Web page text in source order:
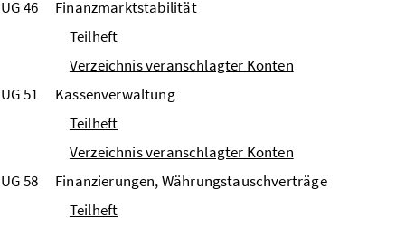
UG 46
Finanzmarktstabilität
Teilheft
Verzeichnis veranschlagter Konten
UG 51
Kassenverwaltung
Teilheft
Verzeichnis veranschlagter Konten
UG 58
Finanzierungen, Währungstauschverträge
Teilheft